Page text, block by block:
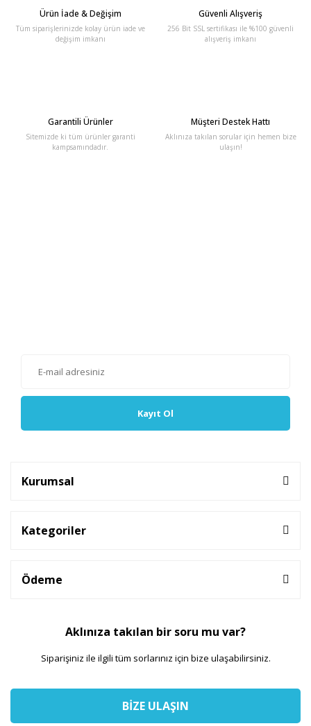
Ürün İade & Değişim
Tüm siparişlerinizde kolay ürün iade ve
değişim imkanı
Güvenli Alışveriş
256 Bit SSL sertifikası ile %100 güvenli
alışveriş imkanı
Garantili Ürünler
Sitemizde ki tüm ürünler garanti
kampsamındadır.
Müşteri Destek Hattı
Aklınıza takılan sorular için hemen bize
ulaşın!
Kayıt Ol
Kurumsal
Kategoriler
Ödeme
Aklınıza takılan bir soru mu var?
Siparişiniz ile ilgili tüm sorlarınız için bize ulaşabilirsiniz.
BİZE ULAŞIN